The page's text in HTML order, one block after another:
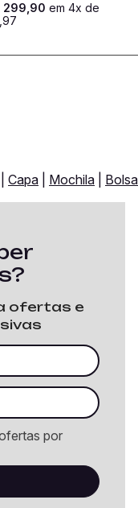
299 90 em 4x de
97
Capa Mochila Bolsa
ofertas e
por